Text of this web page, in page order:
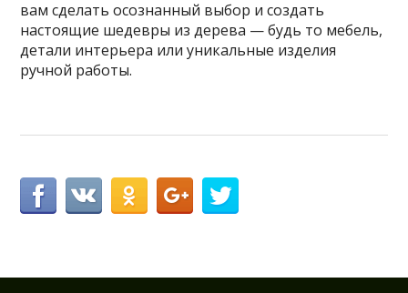
вам сделать осознанный выбор и создать
настоящие шедевры из дерева — будь то мебель,
детали интерьера или уникальные изделия
ручной работы.